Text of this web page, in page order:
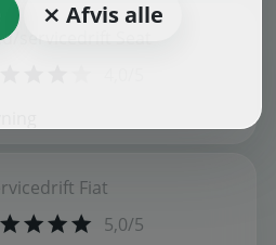
servicedrift
Fiat
5,0/5
⨯ Afvis alle